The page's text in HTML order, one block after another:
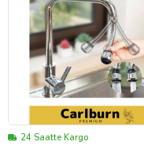
24 Saatte Kargo